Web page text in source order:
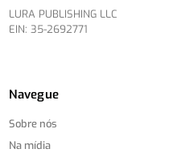
LURA PUBLISHING LLC
EIN: 35-2692771
Navegue
Sobre nós
Na mídia